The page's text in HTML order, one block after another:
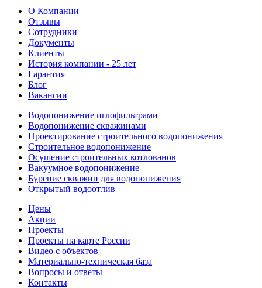
О Компании
Отзывы
Сотрудники
Документы
Клиенты
История компании - 25 лет
Гарантия
Блог
Вакансии
Водопонижение иглофильтрами
Водопонижение скважинами
Проектирование строительного водопонижения
Строительное водопонижение
Осушение строительных котлованов
Вакуумное водопонижение
Бурение скважин для водопонижения
Открытый водоотлив
Цены
Акции
Проекты
Проекты на карте России
Видео с объектов
Материально-техническая база
Вопросы и ответы
Контакты